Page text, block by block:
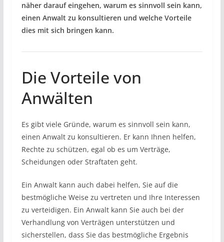
näher darauf eingehen, warum es sinnvoll sein kann,
einen Anwalt zu konsultieren und welche Vorteile
dies mit sich bringen kann.
Die Vorteile von
Anwälten
Es gibt viele Gründe, warum es sinnvoll sein kann,
einen Anwalt zu konsultieren. Er kann Ihnen helfen,
Rechte zu schützen, egal ob es um Verträge,
Scheidungen oder Straftaten geht.
Ein Anwalt kann auch dabei helfen, Sie auf die
bestmögliche Weise zu vertreten und Ihre Interessen
zu verteidigen. Ein Anwalt kann Sie auch bei der
Verhandlung von Verträgen unterstützen und
sicherstellen, dass Sie das bestmögliche Ergebnis